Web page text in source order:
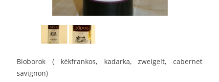
Bioborok ( kékfrankos, kadarka, zweigelt, cabernet
savignon)